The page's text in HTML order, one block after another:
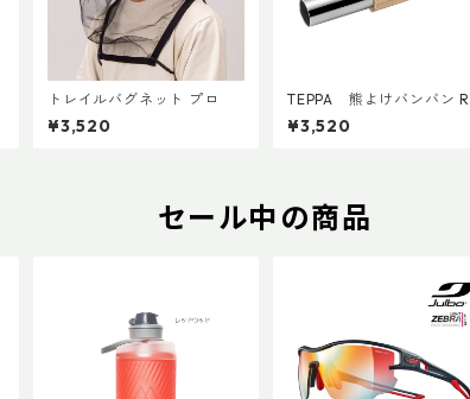
トレイルバグネット プロ
¥3,520
TEPPA 熊よけバンバン R
¥3,520
セール中の商品